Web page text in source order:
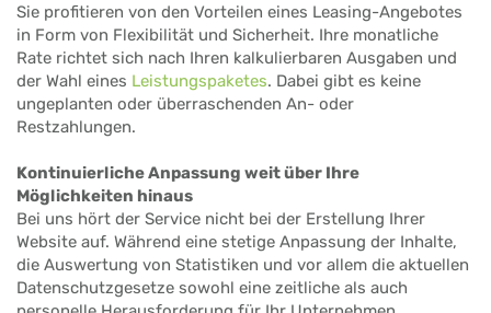
Sie profitieren von den Vorteilen eines Leasing-Angebotes
in Form von Flexibilität und Sicherheit. Ihre monatliche
Rate richtet sich nach Ihren kalkulierbaren Ausgaben und
der Wahl eines Leistungspaketes. Dabei gibt es keine
ungeplanten oder überraschenden An- oder
Restzahlungen.
Kontinuierliche Anpassung weit über Ihre
Möglichkeiten hinaus
Bei uns hört der Service nicht bei der Erstellung Ihrer
Website auf. Während eine stetige Anpassung der Inhalte,
die Auswertung von Statistiken und vor allem die aktuellen
Datenschutzgesetze sowohl eine zeitliche als auch